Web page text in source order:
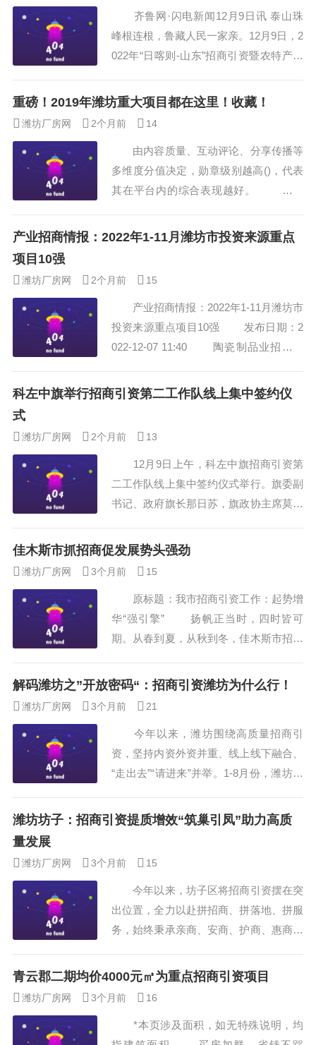
至东泰路、盘龙路、嵩山路，东至东阳
路，规划面积12.24平方公里。根据功
能...
齐鲁网·闪电新闻12月9日讯 泰山珠
峰根连根，鲁藏人民一家亲。12月9日，2
022年“日喀则-山东”招商引资暨农特产品
办，活动以“鲁藏携手经贸行--游珠峰之乡
享来自雪域高原的优质产品和独特文化。
本次活动由日喀则市人民政府、山东
省商务厅...
重磅！2019年潍坊重大项目都在这里！收藏！
潍坊厂房网 2个月前 14
由内容质量、互动评论、分享传播等
多维度分值决定，勋章级别越高()，代表
其在平台内的综合表现越好。 原标
里！收藏！ 日前，潍坊市投资合作
文重点，干货满满，赶紧来看！ 潍
坊新旧动能转换建设重点招商合作项目...
产业招商情报：2022年1-11月潍坊市投资来源重点
项目10强
潍坊厂房网 2个月前 15
产业招商情报：2022年1-11月潍坊市
投资来源重点项目10强 发布日期：2
022-12-07 11:40 陶瓷制品业招股说
业务与技术（ipo咨询） 2023-2028全
商产...
科左中旗举行招商引资第二工作队线上集中签约仪
式
潍坊厂房网 2个月前 13
12月9日上午，科左中旗招商引资第
二工作队线上集中签约仪式举行。旗委副
书记、政府旗长那日苏，旗政协主席莫日
副主席杜惠文出席签约仪式。旗政协副主
办、经合中心、自然资源局等相关部门主
要负责同志参加签约仪式。 签约仪
式上，旗政府副旗长刘乃波介绍了科左中
旗旗情及招...
佳木斯市抓招商促发展势头强劲
潍坊厂房网 3个月前 15
原标题：我市招商引资工作：起势增
华“强引擎” 扬帆正当时，四时皆可
期。从春到夏，从秋到冬，佳木斯市招商
地、一次次合作之手紧握，让这座充满活
门红”，在全省招商引资大会上，作为招
商引资突出成效单位之一，市委副书记、
市长丛丽在大会上...
解码潍坊之”开放密码“：招商引资潍坊为什么行！
潍坊厂房网 3个月前 21
今年以来，潍坊围绕高质量招商引
资，坚持内资外资并重、线上线下融合、
“走出去”“请进来”并举。1-8月份，潍坊新
资到位资金1353亿元，引进大项目46
目27个、中国500强项目90个。 寿光
市新经济赋能产业园的青柠微影智能科
技...
潍坊坊子：招商引资提质增效“筑巢引凤”助力高质
量发展
潍坊厂房网 3个月前 15
今年以来，坊子区将招商引资摆在突
出位置，全力以赴拼招商、拼落地、拼服
务，始终秉承亲商、安商、护商、惠商的
展就支持谁”的原则，加快落实项目全生
造留得住人、留得住心的招商营商环境。
青云郡二期均价4000元㎡为重点招商引资项目
潍坊厂房网 3个月前 16
*本页涉及面积，如无特殊说明，均